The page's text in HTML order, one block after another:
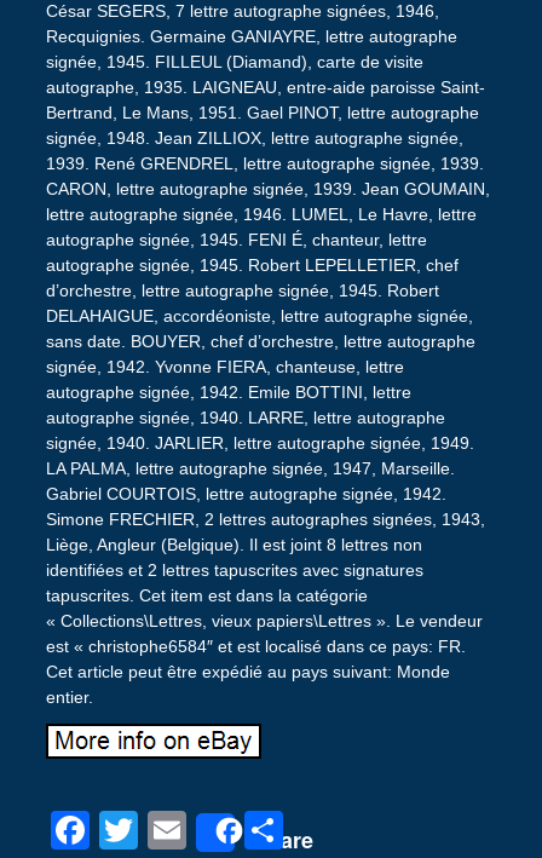
César SEGERS, 7 lettre autographe signées, 1946,
Recquignies. Germaine GANIAYRE, lettre autographe
signée, 1945. FILLEUL (Diamand), carte de visite
autographe, 1935. LAIGNEAU, entre-aide paroisse Saint-
Bertrand, Le Mans, 1951. Gael PINOT, lettre autographe
signée, 1948. Jean ZILLIOX, lettre autographe signée,
1939. René GRENDREL, lettre autographe signée, 1939.
CARON, lettre autographe signée, 1939. Jean GOUMAIN,
lettre autographe signée, 1946. LUMEL, Le Havre, lettre
autographe signée, 1945. FENI É, chanteur, lettre
autographe signée, 1945. Robert LEPELLETIER, chef
d’orchestre, lettre autographe signée, 1945. Robert
DELAHAIGUE, accordéoniste, lettre autographe signée,
sans date. BOUYER, chef d’orchestre, lettre autographe
signée, 1942. Yvonne FIERA, chanteuse, lettre
autographe signée, 1942. Emile BOTTINI, lettre
autographe signée, 1940. LARRE, lettre autographe
signée, 1940. JARLIER, lettre autographe signée, 1949.
LA PALMA, lettre autographe signée, 1947, Marseille.
Gabriel COURTOIS, lettre autographe signée, 1942.
Simone FRECHIER, 2 lettres autographes signées, 1943,
Liège, Angleur (Belgique). Il est joint 8 lettres non
identifiées et 2 lettres tapuscrites avec signatures
tapuscrites. Cet item est dans la catégorie
« Collections\Lettres, vieux papiers\Lettres ». Le vendeur
est « christophe6584″ et est localisé dans ce pays: FR.
Cet article peut être expédié au pays suivant: Monde
entier.
F
T
E
Share
P